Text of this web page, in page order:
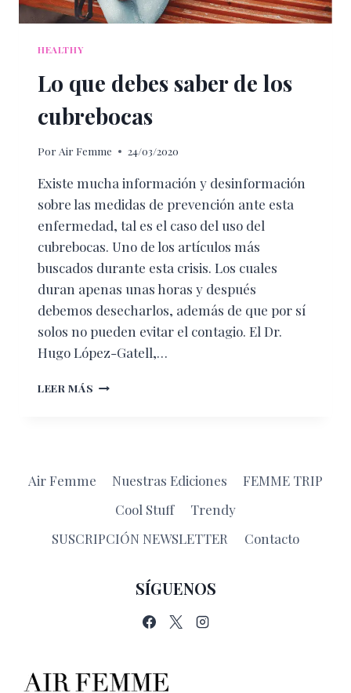
HEALTHY
Lo que debes saber de los
cubrebocas
Por Air Femme 24/03/2020
Existe mucha información y desinformación
sobre las medidas de prevención ante esta
enfermedad, tal es el caso del uso del
cubrebocas. Uno de los artículos más
buscados durante esta crisis. Los cuales
duran apenas unas horas y después
debemos desecharlos, además de que por sí
solos no pueden evitar el contagio. El Dr.
Hugo López-Gatell,…
LEER MÁS LO
CUBREBOCAS
Air Femme Nuestras Ediciones
FEMME TRIP
Cool Stuff
Trendy
SUSCRIPCIÓN NEWSLETTER
Contacto
SÍGUENOS